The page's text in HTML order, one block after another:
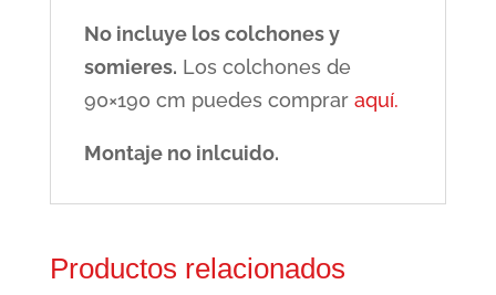
No incluye los colchones y
somieres. Los colchones de
90×190 cm puedes comprar aquí.
Montaje no inlcuido.
Productos relacionados